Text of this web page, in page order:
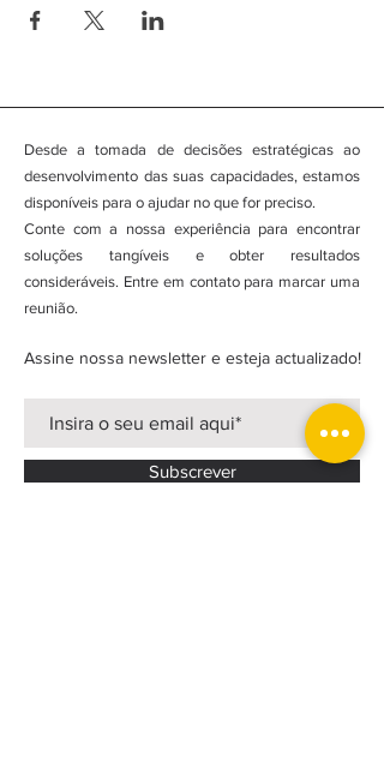
Desde a tomada de decisões estratégicas ao
desenvolvimento das suas capacidades, estamos
disponíveis para o ajudar no que for preciso.
Conte com a nossa experiência para encontrar
soluções tangíveis e obter resultados
consideráveis. Entre em contato para marcar uma
reunião.
Assine nossa newsletter e esteja actualizado!
Subscrever